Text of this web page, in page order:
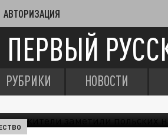
АВТОРИЗАЦИЯ
ПЕРВЫЙ
РУБРИКИ НОВОСТИ